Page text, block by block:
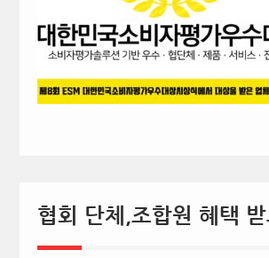
협회 단체,조합원 혜택